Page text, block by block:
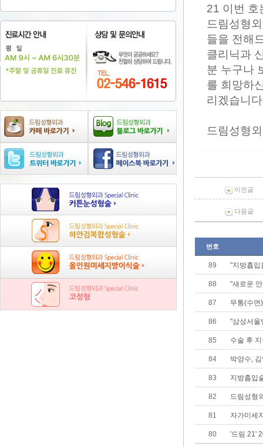
21 이번 호
드림성형
들을 전해
클리닉과
분 누구나
를 희망하
리겠습니
드림성형
이전글
다음글
번호
89 "지방흡입
88 "새로운
87 무통(수면
86 "삼성서울
85 수술 후
84 박양수,
83 지방흡입
82 드림성형
81 자가미세
80 '드림 21'